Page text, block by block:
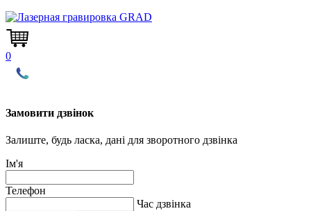
0
Замовити дзвінок
Залиште, будь ласка, дані для зворотного дзвінка
Ім'я
Телефон
Час дзвінка